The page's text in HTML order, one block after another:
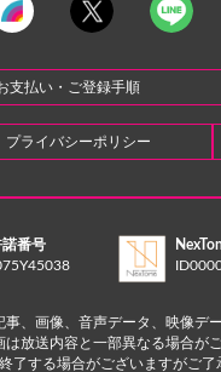
支払い・ご登録手順
プライバシーポリシー
諾番号
、画像、音声データ、映像デ
放送内容と一部異なる場合が
了する場合がございますがご了